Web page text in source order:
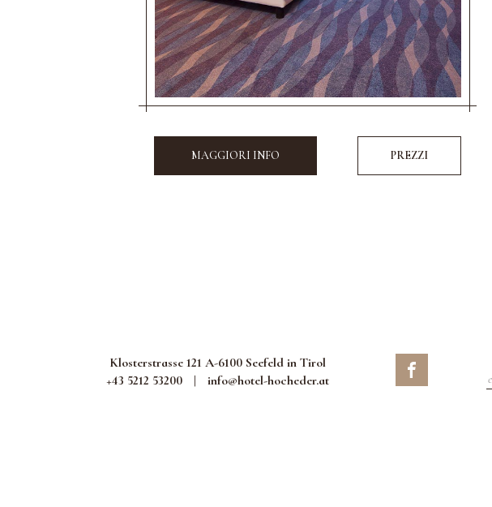
MAGGIORI INFO PREZZI
Klosterstrasse 121 A-6100 Seefeld in Tirol
+43 5212 53200
| info@hotel-hocheder.at